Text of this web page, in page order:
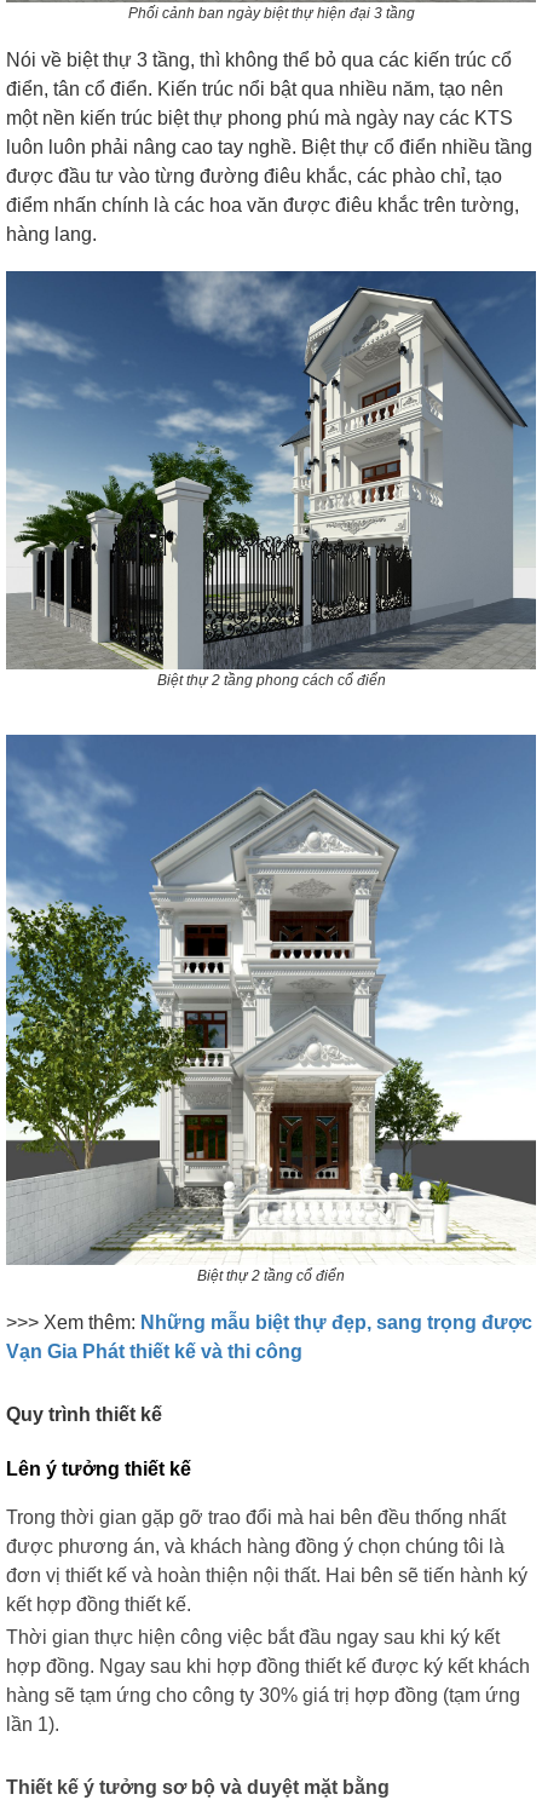
Phối cảnh ban ngày biệt thự hiện đại 3 tầng
Nói về biệt thự 3 tầng, thì không thể bỏ qua các kiến trúc cổ
điển, tân cổ điển. Kiến trúc nổi bật qua nhiều năm, tạo nên
một nền kiến trúc biệt thự phong phú mà ngày nay các KTS
luôn luôn phải nâng cao tay nghề. Biệt thự cổ điển nhiều tầng
được đầu tư vào từng đường điêu khắc, các phào chỉ, tạo
điểm nhấn chính là các hoa văn được điêu khắc trên tường,
hàng lang.
Biệt thự 2 tầng phong cách cổ điển
Biệt thự 2 tầng cổ điển
>>> Xem thêm: Những mẫu biệt thự đẹp, sang trọng được
Vạn Gia Phát thiết kế và thi công
Quy trình thiết kế
Lên ý tưởng thiết kế
Trong thời gian gặp gỡ trao đổi mà hai bên đều thống nhất
được phương án, và khách hàng đồng ý chọn chúng tôi là
đơn vị thiết kế và hoàn thiện nội thất. Hai bên sẽ tiến hành ký
kết hợp đồng thiết kế.
Thời gian thực hiện công việc bắt đầu ngay sau khi ký kết
hợp đồng. Ngay sau khi hợp đồng thiết kế được ký kết khách
hàng sẽ tạm ứng cho công ty 30% giá trị hợp đồng (tạm ứng
lần 1).
Thiết kế ý tưởng sơ bộ và duyệt mặt bằng